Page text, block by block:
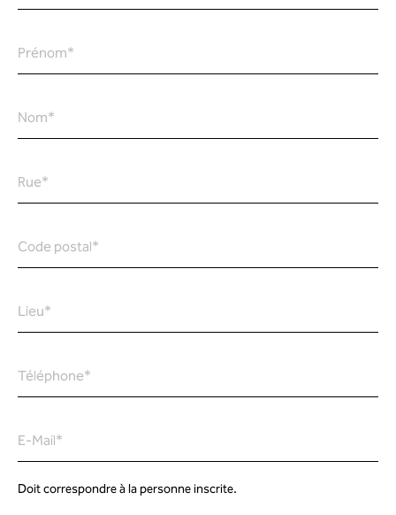
Prénom*
Nom*
Rue*
Code postal*
Lieu*
Téléphone*
E-Mail*
Doit correspondre à la personne inscrite.